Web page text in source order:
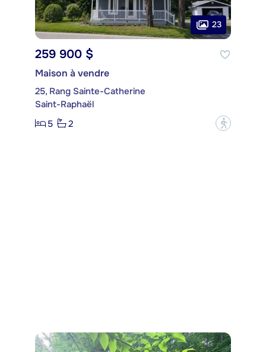
23
259 900 $
Maison à vendre
25, Rang Sainte-Catherine
Saint-Raphaël
5
2 ?